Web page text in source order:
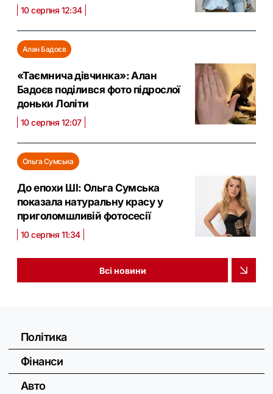
10 серпня 12:34
Алан Бадоєв
«Таємнича дівчинка»: Алан
Бадоєв поділився фото підрослої
доньки Лоліти
10 серпня 12:07
Ольга Сумська
До епохи ШІ: Ольга Сумська
показала натуральну красу у
приголомшливій фотосесії
10 серпня 11:34
Всі новини
Політика
Фінанси
Авто